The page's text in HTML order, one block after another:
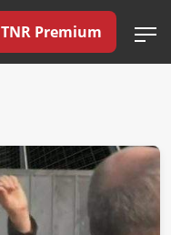
TNR Premium